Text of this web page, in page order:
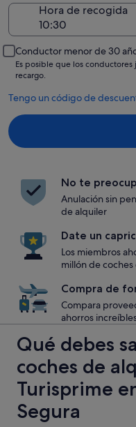
Hora de recogida
Conductor menor de 30
Es posible que los
recargo.
Tengo un código de
No te
Anulación sin
de alquiler
Date un
Los miembros
millón de
Compra de
Compara
ahorros
Qué debes
coches de
Turisprime
Segura